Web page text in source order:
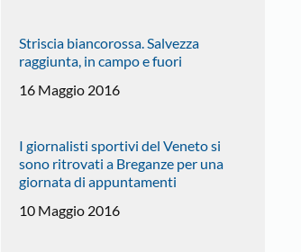
Striscia biancorossa. Salvezza
raggiunta, in campo e fuori
16 Maggio 2016
I giornalisti sportivi del Veneto si
sono ritrovati a Breganze per una
giornata di appuntamenti
10 Maggio 2016